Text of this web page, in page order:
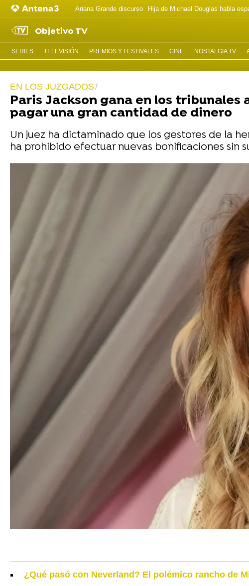
Ariana Grande discurso Hija de Michael Douglas habla
Objetivo TV
SERIES TELEVISIÓN PREMIOS Y FESTIVALES CINE NOSTALGIA TV
EN LOS JUZGADOS
Paris Jackson gana en los tribunales
pagar una gran cantidad de dinero
Un juez ha dictaminado que los gestores de la
ha prohibido efectuar nuevas bonificaciones sin
¿Qué pasó con Neverland? El polémico rancho de